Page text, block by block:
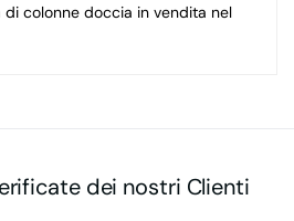
colonne doccia in vendita nel
dei nostri Clienti